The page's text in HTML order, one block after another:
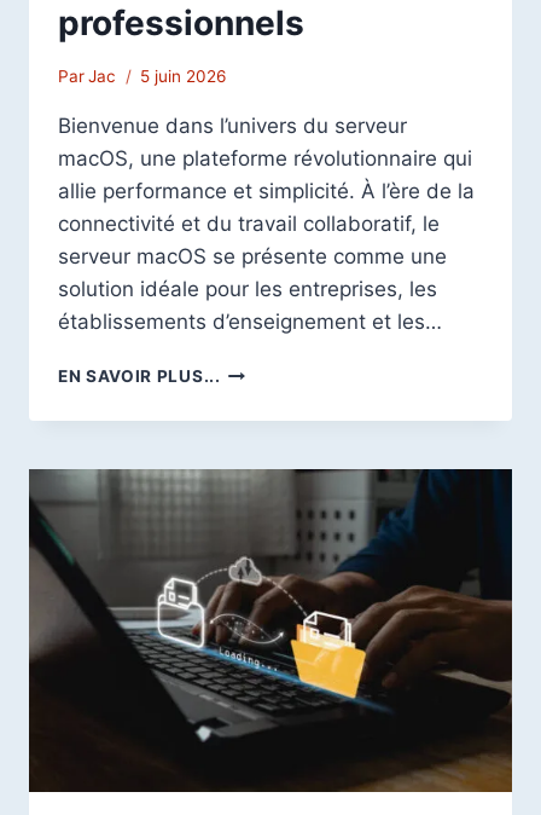
professionnels
ParJac 5 juin 2026
Bienvenue dans l’univers du serveur
macOS, une plateforme révolutionnaire qui
allie performance et simplicité. À l’ère de la
connectivité et du travail collaboratif, le
serveur macOS se présente comme une
solution idéale pour les entreprises, les
établissements d’enseignement et les…
EN SAVOIR PLUS... GUIDE
DU
MACOS
OPTIMISATION
SÉCURITÉ
POUR
PROFESSIONNELS